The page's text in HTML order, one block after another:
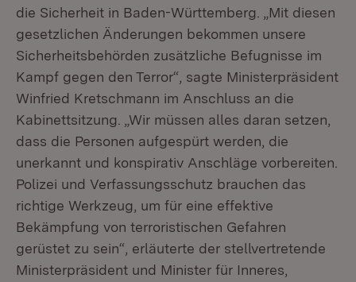
die Sicherheit in Baden-Württemberg. „Mit diesen
gesetzlichen Änderungen bekommen unsere
Sicherheitsbehörden zusätzliche Befugnisse im
Kampf gegen den Terror“, sagte Ministerpräsident
Winfried Kretschmann im Anschluss an die
Kabinettsitzung. „Wir müssen alles daran setzen,
dass die Personen aufgespürt werden, die
unerkannt und konspirativ Anschläge vorbereiten.
Polizei und Verfassungsschutz brauchen das
richtige Werkzeug, um für eine effektive
Bekämpfung von terroristischen Gefahren
gerüstet zu sein“, erläuterte der stellvertretende
Ministerpräsident und Minister für Inneres,